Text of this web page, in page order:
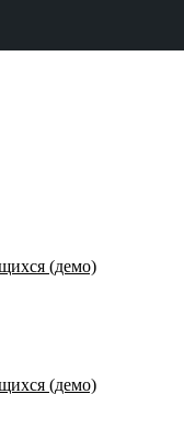
(демо)
(демо)